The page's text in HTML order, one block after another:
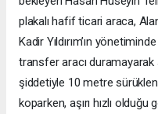
plakalı hafif ticari araca,
Kadir Yıldırım’ın
transfer aracı duramayarak
şiddetiyle 10 metre
koparken, aşırı hızlı